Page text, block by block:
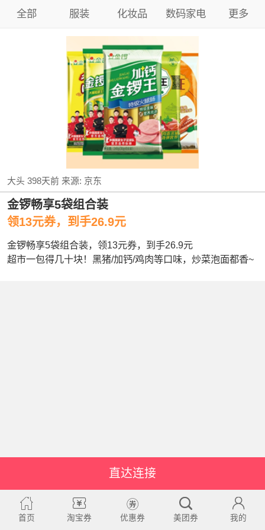
全部 服装 化妆品 数码家电 更多
大头 398天前来源: 京东
金锣畅享5袋组合装
领13元券，到手26.9元
金锣畅享5袋组合装，领13元券，到手26.9元
超市一包得几十块！黑猪/加钙/鸡肉等口味，炒菜泡面都香~
直达连接
首页 淘宝券 优惠券 美团券 我的